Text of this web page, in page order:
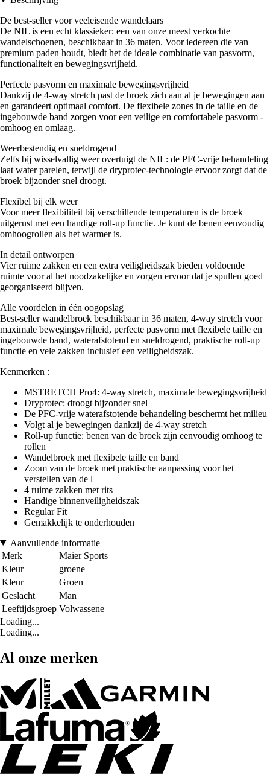
De best-seller voor veeleisende wandelaars
De NIL is een echt klassieker: een van onze meest verkochte
wandelschoenen, beschikbaar in 36 maten. Voor iedereen die van
premium paden houdt, biedt het de ideale combinatie van pasvorm,
functionaliteit en bewegingsvrijheid.
Perfecte pasvorm en maximale bewegingsvrijheid
Dankzij de 4-way stretch past de broek zich aan al je bewegingen aan
en garandeert optimaal comfort. De flexibele zones in de taille en de
ingebouwde band zorgen voor een veilige en comfortabele pasvorm -
omhoog en omlaag.
Weerbestendig en sneldrogend
Zelfs bij wisselvallig weer overtuigt de NIL: de PFC-vrije behandeling
laat water parelen, terwijl de dryprotec-technologie ervoor zorgt dat de
broek bijzonder snel droogt.
Flexibel bij elk weer
Voor meer flexibiliteit bij verschillende temperaturen is de broek
uitgerust met een handige roll-up functie. Je kunt de benen eenvoudig
omhoogrollen als het warmer is.
In detail ontworpen
Vier ruime zakken en een extra veiligheidszak bieden voldoende
ruimte voor al het noodzakelijke en zorgen ervoor dat je spullen goed
georganiseerd blijven.
Alle voordelen in één oogopslag
Best-seller wandelbroek beschikbaar in 36 maten, 4-way stretch voor
maximale bewegingsvrijheid, perfecte pasvorm met flexibele taille en
ingebouwde band, waterafstotend en sneldrogend, praktische roll-up
functie en vele zakken inclusief een veiligheidszak.
Kenmerken :
MSTRETCH Pro4: 4-way stretch, maximale bewegingsvrijheid
Dryprotec: droogt bijzonder snel
De PFC-vrije waterafstotende behandeling beschermt het milieu
Volgt al je bewegingen dankzij de 4-way stretch
Roll-up functie: benen van de broek zijn eenvoudig omhoog te
rollen
Wandelbroek met flexibele taille en band
Zoom van de broek met praktische aanpassing voor het
verstellen van de l
4 ruime zakken met rits
Handige binnenveiligheidszak
Regular Fit
Gemakkelijk te onderhouden
Aanvullende informatie
Merk
Maier Sports
Kleur
groene
Kleur
Groen
Geslacht
Man
Leeftijdsgroep Volwassene
Loading...
Loading...
Al onze merken